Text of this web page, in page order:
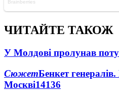
ЧИТАЙТЕ ТАКОЖ
У Молдові пролунав
СюжетБенкет
Москві14136